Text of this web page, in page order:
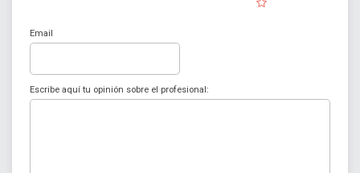
Email
Escribe aquí tu opinión sobre el profesional: